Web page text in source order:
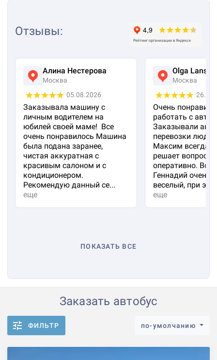
Отзывы:
Алина Нестерова
Москва
05.08.2026
Заказывала машину с
личным водителем на
юбилей своей маме! Все
очень понравилось Машина
была подана заранее,
чистая аккуратная с
красивым салоном и с
кондиционером.
Рекомендую данный се...
еще
Olga
Москва
Очень
работать с авто
Заказывали
перевозки
Максим всегда
решает вопросы
оперативно.
Геннадий очень
веселый, при эт...
еще
ПОКАЗАТЬ ВСЕ
Заказать автобус
ФИЛЬТР по-умолчанию